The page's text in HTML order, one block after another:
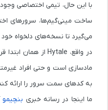
با این حال، تیمی اختصاصی
ساخت مینی‌گیم‌ها، سرورهای
می‌گیرد تا نسخه‌های دلخواه خود
در واقع، Hytale از همان ابتدا قرار است
مادسازی است و حتی افراد
به کدهای سمت سرور را ارائه کند
ما اینجا در رسانه خبری بنچیمو